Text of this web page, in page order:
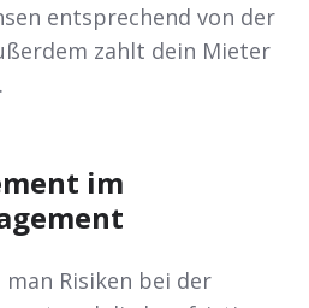
entsprechend von der
zahlt dein Mieter
im
Risiken bei der